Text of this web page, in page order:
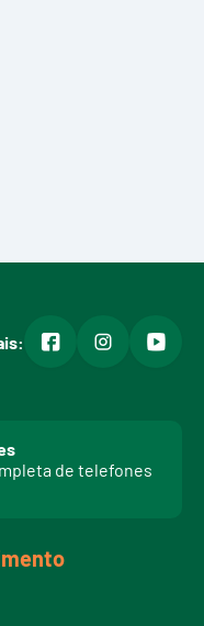
facebookinstagram
de telefones